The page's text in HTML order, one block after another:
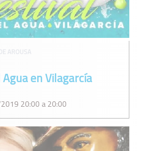
AROUSA
en Vilagarcía
20:00 a 20:00